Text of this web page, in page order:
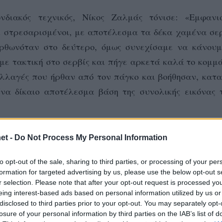
- Do Not Process My Personal Information
opt-out of the sale, sharing to third parties, or processing of your
for targeted advertising by us, please use the below opt-out
selection. Please note that after your opt-out request is processed
interest-based ads based on personal information utilized by us
to third parties prior to your opt-out. You may separately
of your personal information by third parties on the IAB’s list of
τεχνικός, Νίκος Ζαλμάς τόνισε:
με αποτέλεσμα τα δέκα χαμένα
στο δεύτερο, όμως συνεχίσαμε να
τακτική στο σερβίς και πήγε αρκετά καλά το
που ήρθαν από τον πάγκο και βοήθησαν,
δίκαιο αποτέλεσμα βάση της συνολικής εικόνας
22, 15-12)
Παπαλεξίου, Ζαΐμης,